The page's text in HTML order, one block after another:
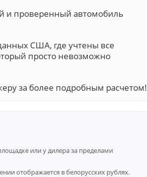
и проверенный автомобиль
США, где учтены все
просто невозможно
за более подробным расчетом!
или у дилера за пределами
отображается в белорусских рублях.